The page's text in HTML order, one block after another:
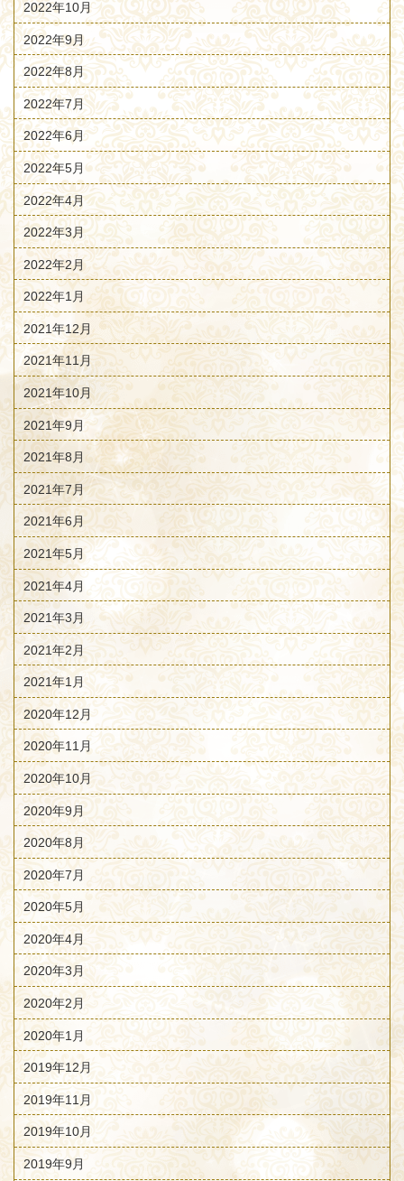
2022年10月
2022年9月
2022年8月
2022年7月
2022年6月
2022年5月
2022年4月
2022年3月
2022年2月
2022年1月
2021年12月
2021年11月
2021年10月
2021年9月
2021年8月
2021年7月
2021年6月
2021年5月
2021年4月
2021年3月
2021年2月
2021年1月
2020年12月
2020年11月
2020年10月
2020年9月
2020年8月
2020年7月
2020年5月
2020年4月
2020年3月
2020年2月
2020年1月
2019年12月
2019年11月
2019年10月
2019年9月